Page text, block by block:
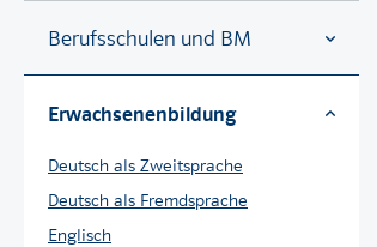
Berufsschulen und BM
Erwachsenenbildung
Deutsch als Zweitsprache
Deutsch als Fremdsprache
Englisch